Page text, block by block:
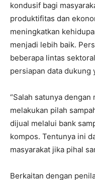
kondusif bagi
produktifitas dan
meningkatkan
menjadi lebih baik.
beberapa lintas
persiapan data dukung
“Salah satunya
melakukan pilah
dijual melalui bank
kompos. Tentunya ini
masyarakat jika pihal
Berkaitan dengan